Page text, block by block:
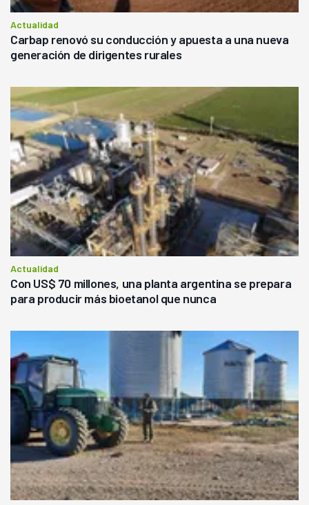
Actualidad
Carbap renovó su conducción y apuesta a una nueva
generación de dirigentes rurales
Actualidad
Con US$ 70 millones, una planta argentina se prepara
para producir más bioetanol que nunca